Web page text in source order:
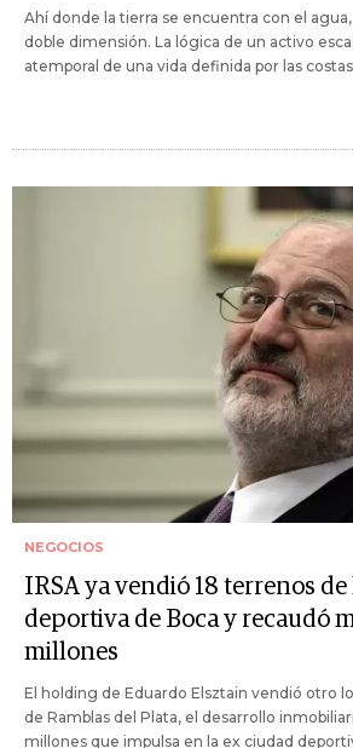
Ahí donde la tierra se encuentra con el
doble dimensión. La lógica de un activo
atemporal de una vida definida por las
NEGOCIOS
IRSA ya vendió 18 terrenos
deportiva de Boca y recaudó
millones
El holding de Eduardo Elsztain vendió otro
de Ramblas del Plata, el desarrollo
millones que impulsa en la ex ciudad